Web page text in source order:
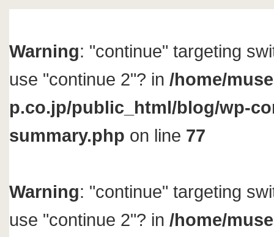
Warning: "continue" targeting
use "continue 2"? in /home/
p.co.jp/public_html/blog/wp-
summary.php on line 77
Warning: "continue" targeting
use "continue 2"? in /home/